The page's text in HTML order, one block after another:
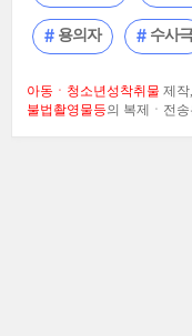
용의자 수사극
아동ㆍ청소년성착취물 제작
불법촬영물등의 복제ㆍ전송